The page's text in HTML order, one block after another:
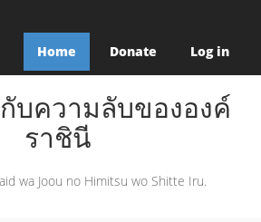
Home Donate Log in
บความลับขององค์
ราชินี
wa Joou no Himitsu wo Shitte Iru.